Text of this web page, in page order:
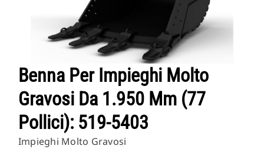
Benna Per Impieghi Molto
Gravosi Da 1.950 Mm (77
Pollici): 519-5403
Impieghi Molto Gravosi